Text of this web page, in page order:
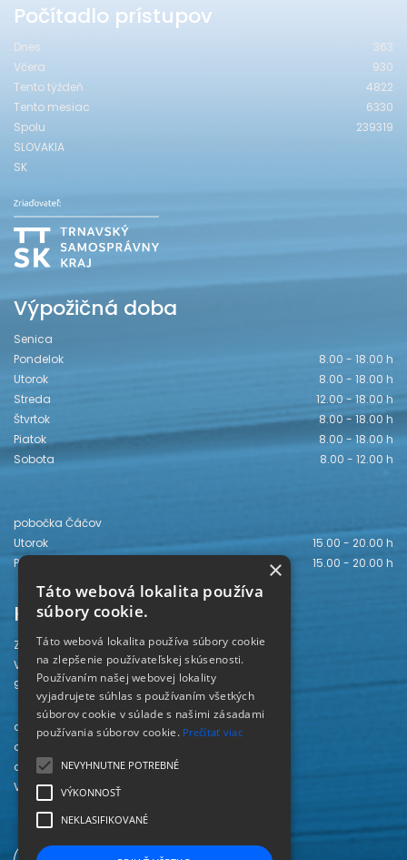
Počítadlo prístupov
Dnes
363
Včera
930
Tento týždeň
4822
Tento mesiac
6330
Spolu
239319
SLOVAKIA
SK
Výpožičná doba
Senica
Pondelok
8.00 - 18.00 h
Utorok
8.00 - 18.00 h
Streda
12.00 - 18.00 h
Štvrtok
8.00 - 18.00 h
Piatok
8.00 - 18.00 h
Sobota
8.00 - 12.00 h
pobočka Čáčov
Utorok
15.00 - 20.00 h
Piatok
15.00 - 20.00 h
Kontakt
Záhorská knižnica
Vajanského 28
905 01 Senica
odd. beletrie 034/654 3780
odd. odbornej literatúry 034/651 2710
odd. pre deti a mládež 034/654 6519
Viac kontaktov nájdete
×
Táto webová lokalita používa
súbory cookie.
Táto webová lokalita používa súbory cookie
na zlepšenie používateľskej skúsenosti.
Používaním našej webovej lokality
vyjadrujete súhlas s používaním všetkých
súborov cookie v súlade s našimi zásadami
používania súborov cookie. Prečítať viac
NEVYHNUTNE POTREBNÉ
VÝKONNOSŤ
NEKLASIFIKOVANÉ